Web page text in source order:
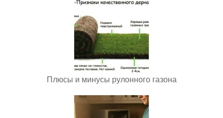
Плюсы и минусы рулонного газона